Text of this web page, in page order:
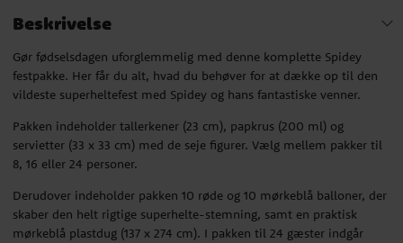
Beskrivelse
Gør fødselsdagen uforglemmelig med denne komplette Spidey
festpakke. Her får du alt, hvad du behøver for at dække op til den
vildeste superheltefest med Spidey og hans fantastiske venner.
Pakken indeholder tallerkener (23 cm), papkrus (200 ml) og
servietter (33 x 33 cm) med de seje figurer. Vælg mellem pakker til
8, 16 eller 24 personer.
Derudover indeholder pakken 10 røde og 10 mørkeblå balloner, der
skaber den helt rigtige superhelte-stemning, samt en praktisk
mørkeblå plastdug (137 x 274 cm). I pakken til 24 gæster indgår